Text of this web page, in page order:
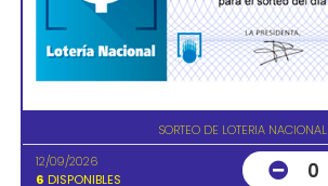
SORTEO DE LOTERIA NACIONAL
12/09/2026
6 DISPONIBLES 0